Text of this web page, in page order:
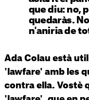
que diu: no,
quedaràs.
n'aniria de
Ada Colau està
'lawfare' amb les
contra ella. Vostè